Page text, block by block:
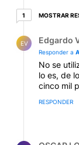
11 respuesta
MOSTRAR
EV Edgardo
Responder a
No se
lo es, de
cinco mil
RESPONDER